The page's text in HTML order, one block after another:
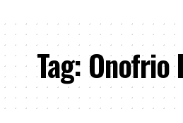
Tag:Onofrio